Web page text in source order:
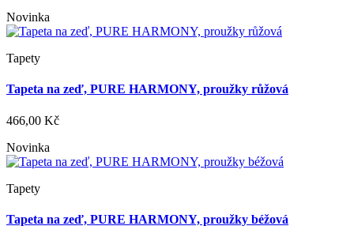
Novinka
Tapety
Tapeta na zeď, PURE HARMONY, proužky růžová
466,00 Kč
Novinka
Tapety
Tapeta na zeď, PURE HARMONY, proužky béžová